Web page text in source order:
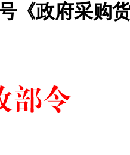
《政府采购